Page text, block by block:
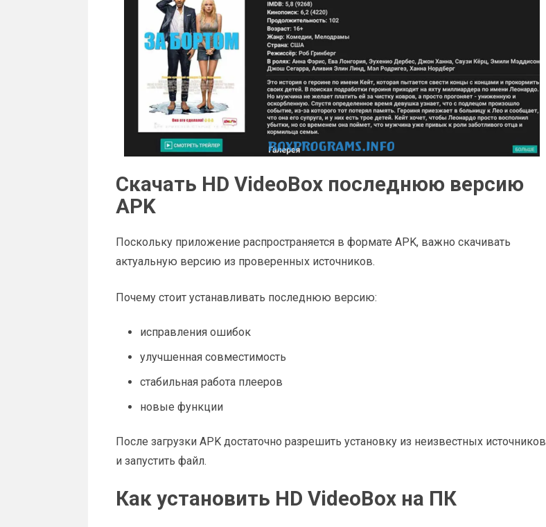
Скачать HD VideoBox последнюю версию
APK
Поскольку приложение распространяется в формате APK, важно скачивать
актуальную версию из проверенных источников.
Почему стоит устанавливать последнюю версию:
исправления ошибок
улучшенная совместимость
стабильная работа плееров
новые функции
После загрузки APK достаточно разрешить установку из неизвестных источников
и запустить файл.
Как установить HD VideoBox на ПК